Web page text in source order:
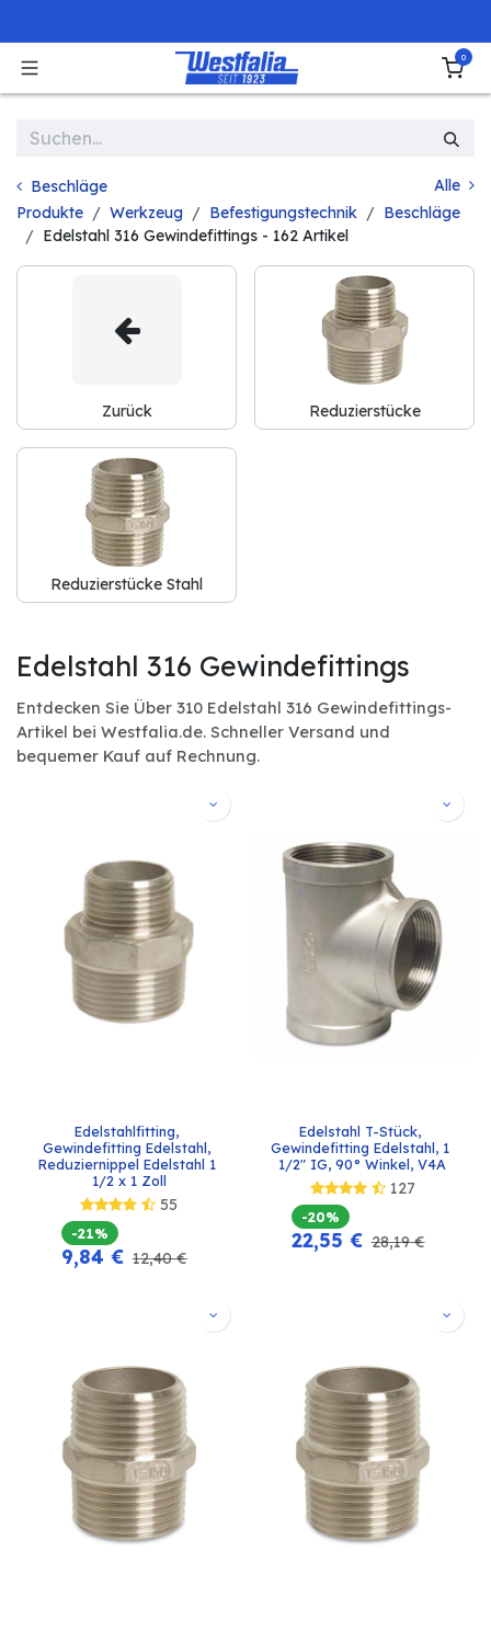
0
Beschläge
Alle
Produkte
Werkzeug Befestigungstechnik
Beschläge
Edelstahl 316 Gewindefittings - 162 Artikel
Zurück Reduzierstücke
Reduzierstücke Stahl
Edelstahl 316 Gewindefittings
Entdecken Sie Über 310 Edelstahl 316 Gewindefittings-
Artikel bei Westfalia.de. Schneller Versand und
bequemer Kauf auf Rechnung.
Edelstahlfitting,
Gewindefitting Edelstahl,
Reduziernippel Edelstahl 1
1/2 x 1 Zoll
55
-21%
9,84 € 12,40€
Edelstahl T-Stück,
Gewindefitting Edelstahl, 1
1/2" IG, 90° Winkel, V4A
127
-20%
22,55 € 28,19€